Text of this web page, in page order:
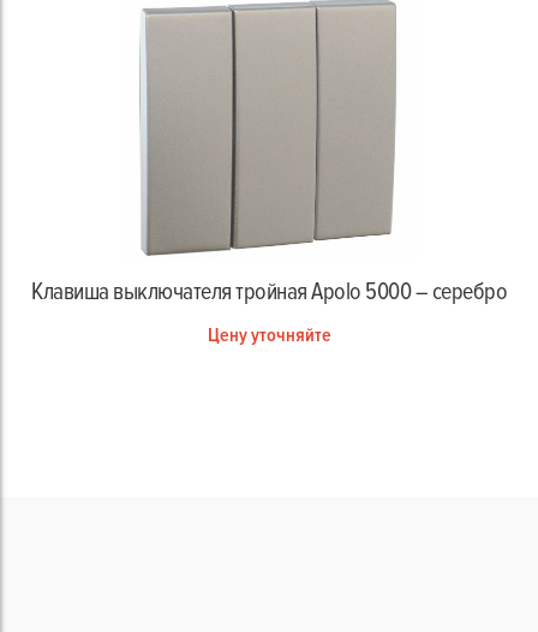
Клавиша выключателя тройная Apolo 5000 – серебро
Цену уточняйте